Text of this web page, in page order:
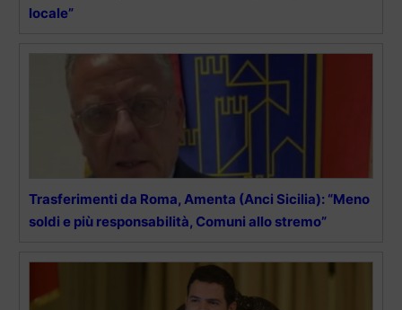
locale”
Trasferimenti da Roma, Amenta (Anci Sicilia): “Meno
soldi e più responsabilità, Comuni allo stremo”